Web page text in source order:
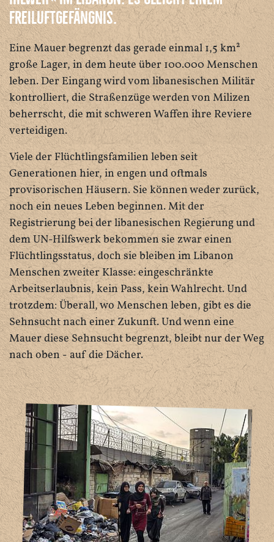
Freiluftgefängnis.
Eine Mauer begrenzt das gerade einmal 1,5 km²
große Lager, in dem heute über 100.000 Menschen
leben. Der Eingang wird vom libanesischen Militär
kontrolliert, die Straßenzüge werden von Milizen
beherrscht, die mit schweren Waffen ihre Reviere
verteidigen.
Viele der Flüchtlingsfamilien leben seit
Generationen hier, in engen und oftmals
provisorischen Häusern. Sie können weder zurück,
noch ein neues Leben beginnen. Mit der
Registrierung bei der libanesischen Regierung und
dem UN-Hilfswerk bekommen sie zwar einen
Flüchtlingsstatus, doch sie bleiben im Libanon
Menschen zweiter Klasse: eingeschränkte
Arbeitserlaubnis, kein Pass, kein Wahlrecht. Und
trotzdem: Überall, wo Menschen leben, gibt es die
Sehnsucht nach einer Zukunft. Und wenn eine
Mauer diese Sehnsucht begrenzt, bleibt nur der Weg
nach oben - auf die Dächer.